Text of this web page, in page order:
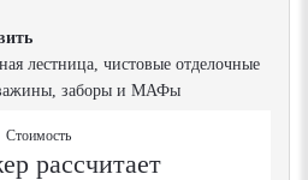
лестница, чистовые отделочные
заборы и МАФы
Стоимость
рассчитает